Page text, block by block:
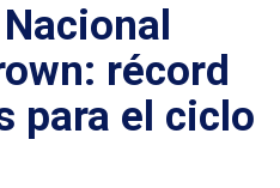
récord
para el ciclo